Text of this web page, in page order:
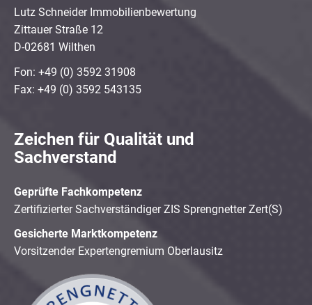
Lutz Schneider Immobilienbewertung
Zittauer Straße 12
D-02681 Wilthen
Fon: +49 (0) 3592 31908
Fax: +49 (0) 3592 543135
Zeichen für Qualität und
Sachverstand
Geprüfte Fachkompetenz
Zertifizierter Sachverständiger ZIS Sprengnetter Zert(S)
Gesicherte Marktkompetenz
Vorsitzender Expertengremium Oberlausitz